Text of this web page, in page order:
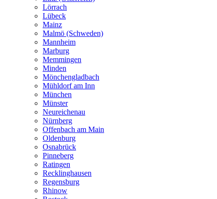
Lörrach
Lübeck
Mainz
Malmö (Schweden)
Mannheim
Marburg
Memmingen
Minden
Mönchengladbach
Mühldorf am Inn
München
Münster
Neureichenau
Nürnberg
Offenbach am Main
Oldenburg
Osnabrück
Pinneberg
Ratingen
Recklinghausen
Regensburg
Rhinow